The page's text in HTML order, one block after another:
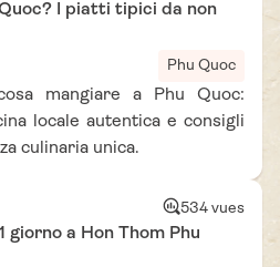
I piatti tipici da non
Phu Quoc
mangiare a Phu Quoc:
locale autentica e consigli
culinaria unica.
534 vues
giorno a Hon Thom Phu